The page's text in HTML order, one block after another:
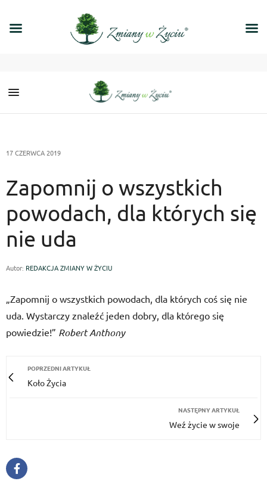
17 CZERWCA 2019
Zapomnij o wszystkich
powodach, dla których się
nie uda
Autor: REDAKCJA ZMIANY W ŻYCIU
„Zapomnij o wszystkich powodach, dla których coś się nie
uda. Wystarczy znaleźć jeden dobry, dla którego się
powiedzie!” Robert Anthony
POPRZEDNI ARTYKUŁ
Koło Życia
NASTĘPNY ARTYKUŁ
Weź życie w swoje